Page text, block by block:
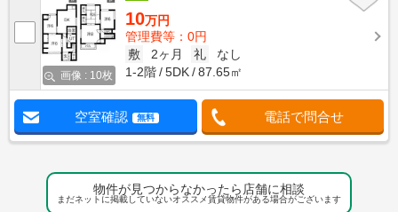
画像 : 10枚
10万円
管理費等：0円
敷
2ヶ月 礼
なし
1-2階
5DK 87.65㎡
空室確認 無料 電話で問合せ
物件が見つからなかったら店舗に相談
まだネットに掲載していないオススメ賃貸物件がある場合がございます